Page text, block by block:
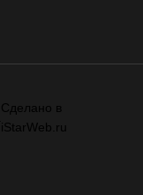
Сделано в
iStarWeb.ru